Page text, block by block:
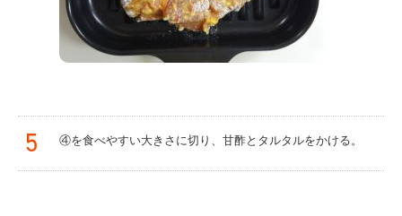
5 ④を食べやすい大きさに切り、甘酢とタルタルをかける。